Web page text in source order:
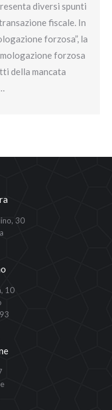
diversi spunti
fiscale. In
forzosa”, la
forzosa
della mancata
30
10